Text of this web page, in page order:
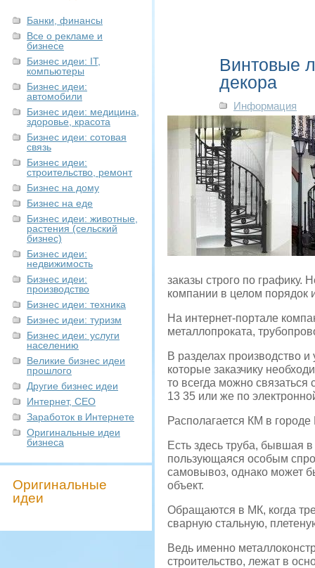
Банки, финансы
Все о рекламе и
бизнесе
Бизнес идеи: IT,
компьютеры
Бизнес идеи:
автомобили
Бизнес идеи: медицина,
здоровье, красота
Бизнес идеи: сотовая
связь
Бизнес идеи:
строительство, ремонт
Бизнес на дому
Бизнес на еде
Бизнес идеи: животные,
растения (сельский
бизнес)
Бизнес идеи:
недвижимость
Бизнес идеи:
производство
Бизнес идеи: техника
Бизнес идеи: туризм
Бизнес идеи: услуги
населению
Великие бизнес идеи
прошлого
Другие бизнес идеи
Интернет, СЕО
Заработок в Интернете
Оригинальные идеи
бизнеса
Оригинальные
идеи
Винтовые
декора
Информация
заказы строго по графику.
компании в целом порядок
На интернет-портале
металлопроката,
В разделах производство
которые заказчику
то всегда можно
13 35 или же по
Располагается КМ в
Есть здесь труба, бывшая
пользующаяся особым
самовывоз, однако может
объект.
Обращаются в МК, когда
сварную стальную,
Ведь именно
строительство, лежат в